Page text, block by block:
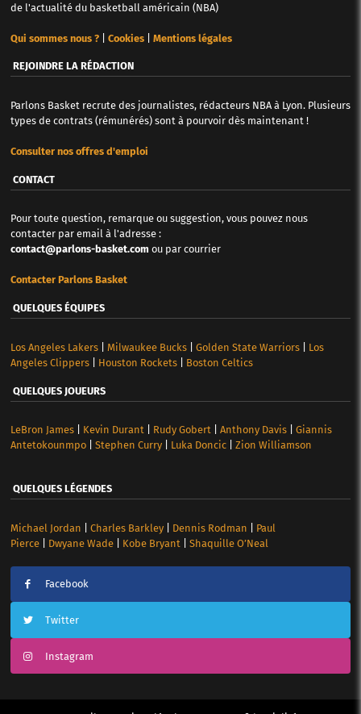
de l'actualité du basketball américain (NBA)
Qui sommes nous ?| Cookies| Mentions légales
REJOINDRE LA RÉDACTION
Parlons Basket recrute des journalistes, rédacteurs NBA à Lyon. Plusieurs
types de contrats (rémunérés) sont à pourvoir dès maintenant !
Consulter nos offres d'emploi
CONTACT
Pour toute question, remarque ou suggestion, vous pouvez nous
contacter par email à l'adresse :
contact@parlons-basket.com ou par courrier
Contacter Parlons Basket
QUELQUES ÉQUIPES
Los Angeles Lakers| Milwaukee Bucks| Golden State Warriors| Los
Angeles Clippers| Houston Rockets| Boston Celtics
QUELQUES JOUEURS
LeBron James| Kevin Durant| Rudy Gobert| Anthony Davis| Giannis
Antetokounmpo| Stephen Curry| Luka Doncic| Zion Williamson
QUELQUES LÉGENDES
Michael Jordan Charles Barkley| Dennis Rodman
Paul
Pierce| Dwyane Wade| Kobe Bryant Shaquille O’Neal
Facebook
Twitter
Instagram